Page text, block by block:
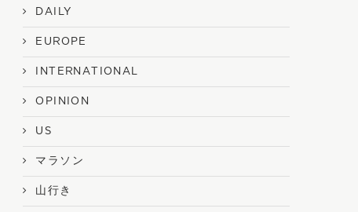
DAILY
EUROPE
INTERNATIONAL
OPINION
US
マラソン
山行き